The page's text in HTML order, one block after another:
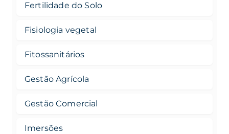
Fertilidade do Solo
Fisiologia vegetal
Fitossanitários
Gestão Agrícola
Gestão Comercial
Imersões